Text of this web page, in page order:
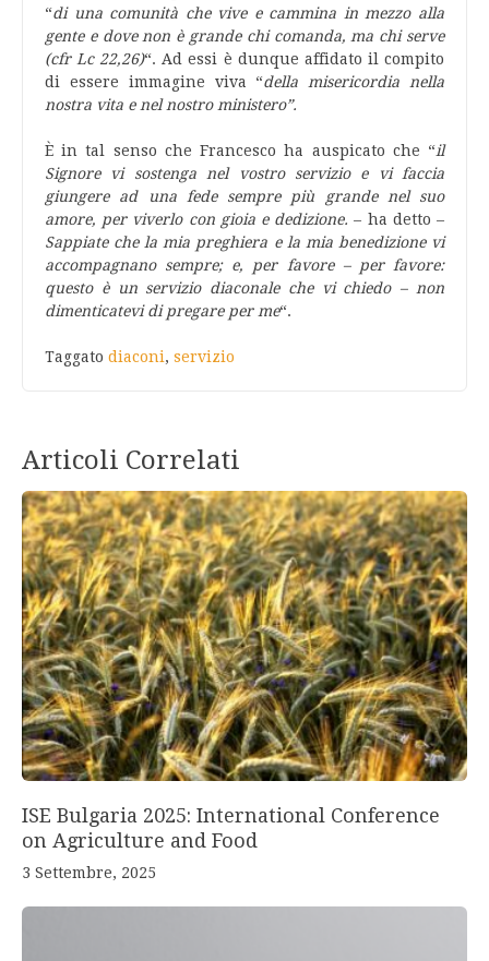
“di una comunità che vive e cammina in mezzo alla
gente e dove non è grande chi comanda, ma chi serve
(cfr Lc 22,26)“. Ad essi è dunque affidato il compito
di essere immagine viva “della misericordia nella
nostra vita e nel nostro ministero”.
È in tal senso che Francesco ha auspicato che “il
Signore vi sostenga nel vostro servizio e vi faccia
giungere ad una fede sempre più grande nel suo
amore, per viverlo con gioia e dedizione. – ha detto –
Sappiate che la mia preghiera e la mia benedizione vi
accompagnano sempre; e, per favore – per favore:
questo è un servizio diaconale che vi chiedo – non
dimenticatevi di pregare per me“.
Taggato diaconi, servizio
Articoli Correlati
ISE Bulgaria 2025: International Conference
on Agriculture and Food
3 Settembre, 2025